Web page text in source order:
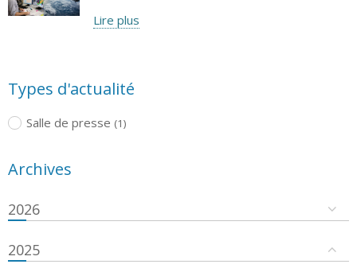
Lire plus
Types d'actualité
Salle de presse (1)
Archives
2026
2025